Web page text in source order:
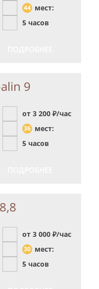
44 мест:
5 часов
9
от 3 200 ₽/час
36 мест:
5 часов
от 3 000 ₽/час
30 мест:
5 часов